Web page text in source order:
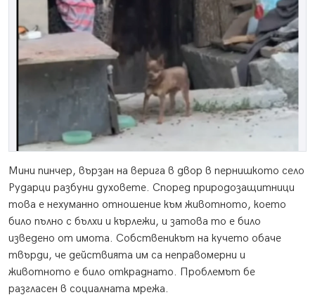
Мини пинчер, вързан на верига в двор в пернишкото село
Рударци разбуни духовете. Според природозащитници
това е нехуманно отношение към животното, което
било пълно с бълхи и кърлежи, и затова то е било
изведено от имота. Собственикът на кучето обаче
твърди, че действията им са неправомерни и
животното е било откраднато. Проблемът бе
разгласен в социалната мрежа.